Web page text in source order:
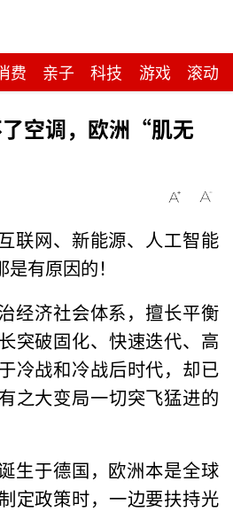
费 亲子 科技 游戏 滚动
空调，欧洲“肌无
联网、新能源、人工智能
有原因的！
经济社会体系，擅长平衡
突破固化、快速迭代、高
冷战和冷战后时代，却已
之大变局一切突飞猛进的
生于德国，欧洲本是全球
定政策时，一边要扶持光